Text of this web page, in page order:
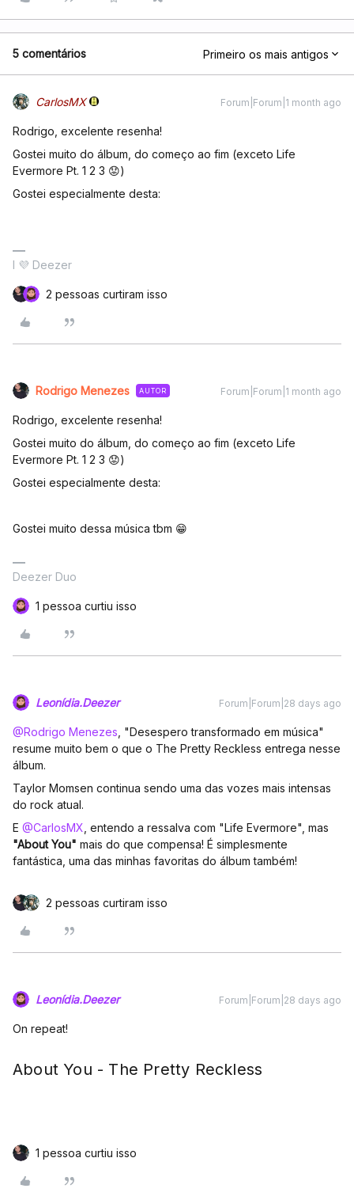
5 comentários Primeiro os mais antigos
CarlosMX Forum|Forum|1 month ago
Rodrigo, excelente resenha!
Gostei muito do álbum, do começo ao fim (exceto Life
Evermore Pt. 1 2 3 😟)
Gostei especialmente desta:
I 💜 Deezer
2 pessoas curtiram isso
Rodrigo Menezes AUTOR Forum|Forum|1 month ago
Rodrigo, excelente resenha!
Gostei muito do álbum, do começo ao fim (exceto Life
Evermore Pt. 1 2 3 😟)
Gostei especialmente desta:
Gostei muito dessa música tbm 😁
Deezer Duo
1 pessoa curtiu isso
Leonídia.Deezer Forum|Forum|28 days ago
@Rodrigo Menezes , "Desespero transformado em música"
resume muito bem o que o The Pretty Reckless entrega nesse
álbum.
Taylor Momsen continua sendo uma das vozes mais intensas
do rock atual.
E ​ @CarlosMX , entendo a ressalva com "Life Evermore", mas
"About You" mais do que compensa! É simplesmente
fantástica, uma das minhas favoritas do álbum também!
2 pessoas curtiram isso
Leonídia.Deezer Forum|Forum|28 days ago
On repeat!
About You - The Pretty Reckless
1 pessoa curtiu isso